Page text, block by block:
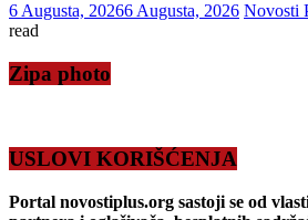
6 Augusta, 20266 Augusta, 2026 Novosti
read
Zipa photo
USLOVI KORIŠĆENJA
Portal novostiplus.org sastoji se od